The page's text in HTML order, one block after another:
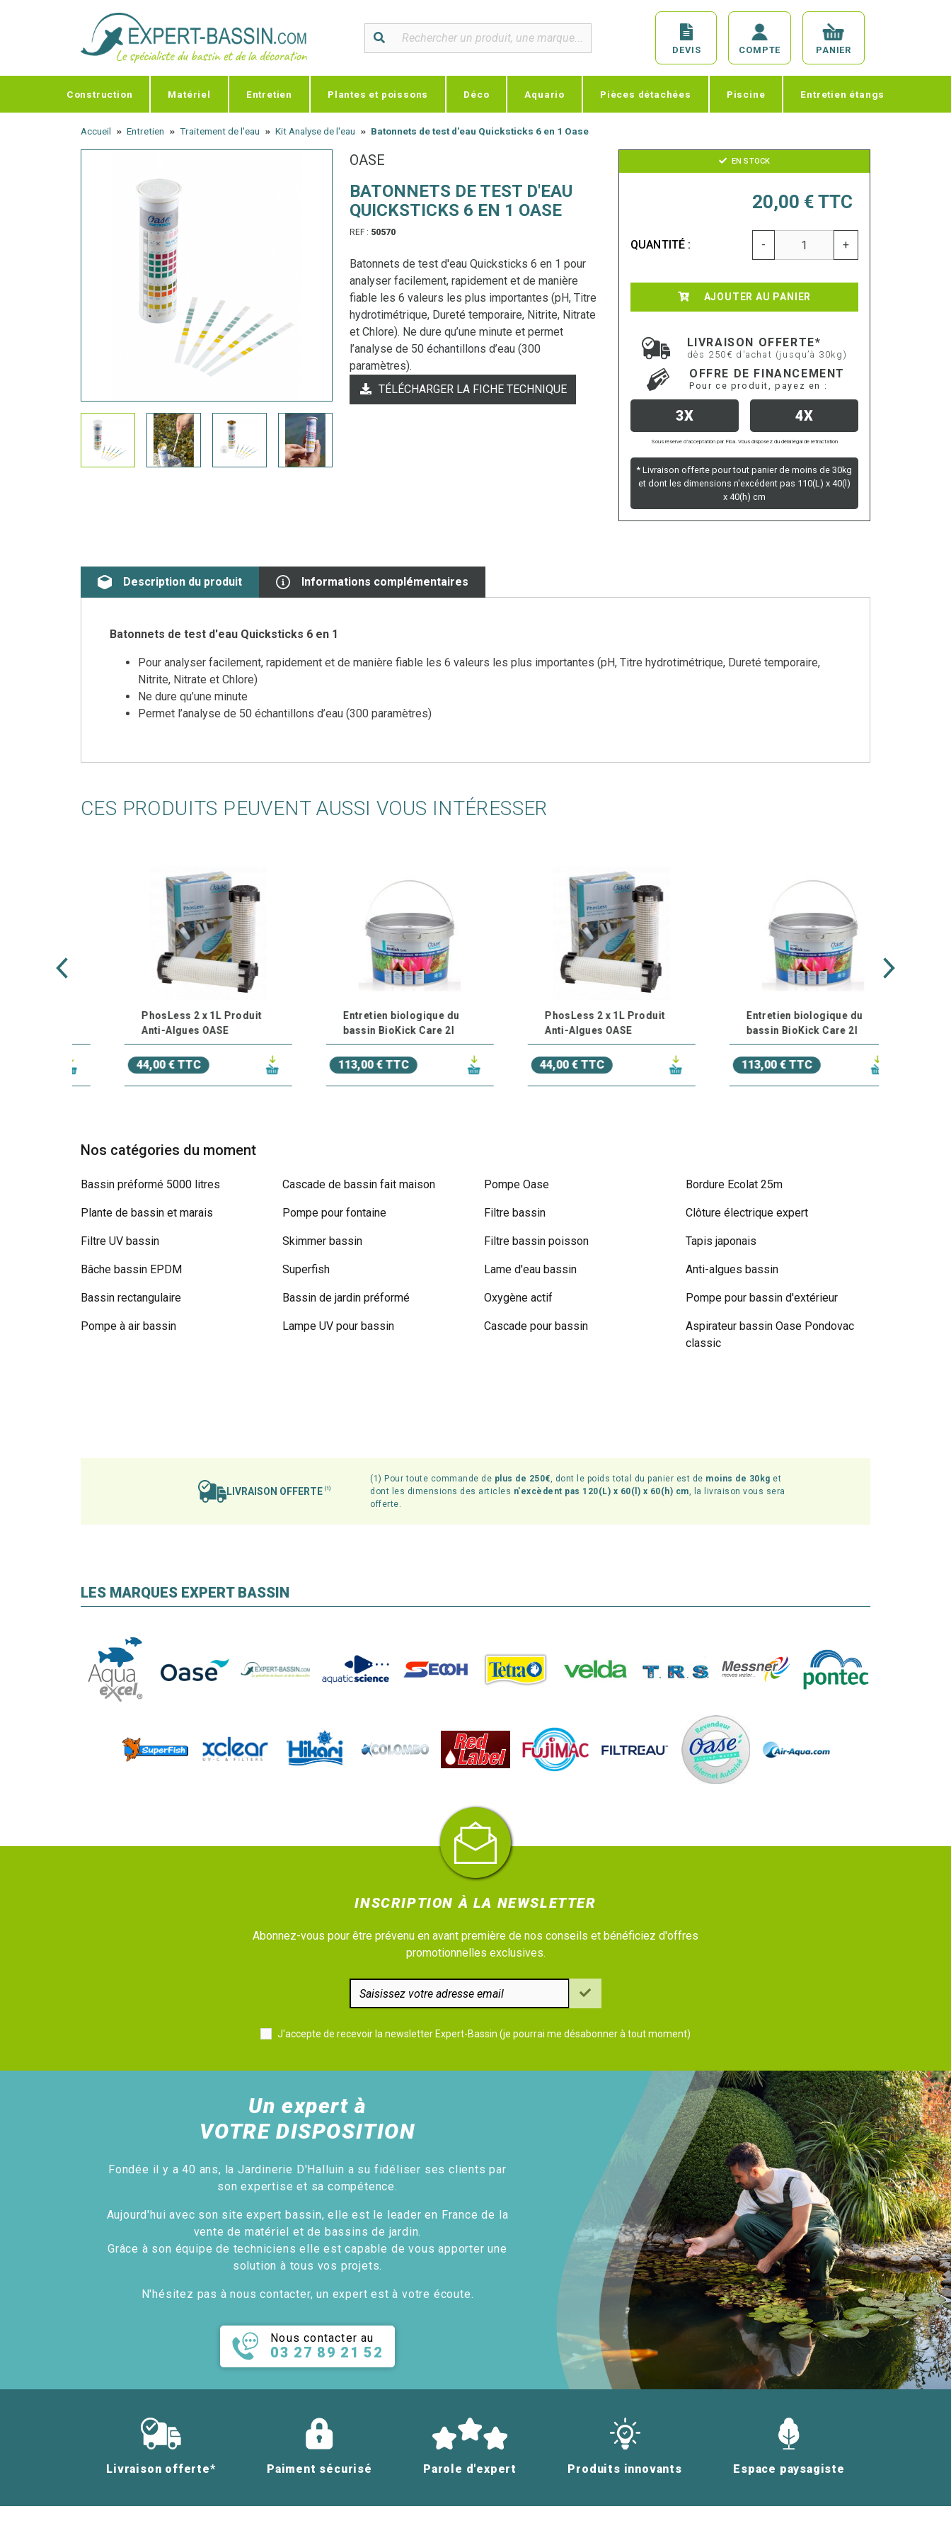
DEVIS COMPTE PANIER
Construction Matériel Entretien Plantes et poissons Déco Aquario Pièces détachées Piscine Entretien étangs
Accueil Entretien Traitement de l'eau Kit Analyse de l'eau Batonnets de test d'eau Quicksticks 6 en 1 Oase
OASE
BATONNETS DE TEST D'EAU
QUICKSTICKS 6 EN 1 OASE
REF : 50570
Batonnets de test d'eau Quicksticks 6 en 1 pour
analyser facilement, rapidement et de manière
fiable les 6 valeurs les plus importantes (pH, Titre
hydrotimétrique, Dureté temporaire, Nitrite, Nitrate
et Chlore). Ne dure qu’une minute et permet
l’analyse de 50 échantillons d’eau (300
paramètres).
TÉLÉCHARGER LA FICHE TECHNIQUE
EN STOCK
20,00 € TTC
QUANTITÉ : - +
AJOUTER AU PANIER
LIVRAISON OFFERTE*
dès 250€ d'achat (jusqu’à 30kg)
OFFRE DE FINANCEMENT
Pour ce produit, payez en :
3X 4X
Sous réserve d’acceptation par Floa. Vous disposez du délai légal de rétractation
* Livraison offerte pour tout panier de moins de 30kg
et dont les dimensions n'excédent pas 110(L) x 40(l)
x 40(h) cm
Description du produit Informations complémentaires
Batonnets de test d'eau Quicksticks 6 en 1
Pour analyser facilement, rapidement et de manière fiable les 6 valeurs les plus importantes (pH, Titre hydrotimétrique, Dureté temporaire,
Nitrite, Nitrate et Chlore)
Ne dure qu’une minute
Permet l’analyse de 50 échantillons d’eau (300 paramètres)
CES PRODUITS PEUVENT AUSSI VOUS INTÉRESSER
PhosLess 2 x 1L Produit
Anti-Algues OASE
44,00 € TTC
Entretien biologique du
bassin BioKick Care 2l
113,00 € TTC
PhosLess 2 x 1L Produit
Anti-Algues OASE
44,00 € TTC
Entretien biologique du
bassin BioKick Care 2l
113,00 € TTC
Nos catégories du moment
Bassin préformé 5000 litres
Plante de bassin et marais
Filtre UV bassin
Bâche bassin EPDM
Bassin rectangulaire
Pompe à air bassin
Cascade de bassin fait maison
Pompe pour fontaine
Skimmer bassin
Superfish
Bassin de jardin préformé
Lampe UV pour bassin
Pompe Oase
Filtre bassin
Filtre bassin poisson
Lame d'eau bassin
Oxygène actif
Cascade pour bassin
Bordure Ecolat 25m
Clôture électrique expert
Tapis japonais
Anti-algues bassin
Pompe pour bassin d'extérieur
Aspirateur bassin Oase Pondovac
classic
LIVRAISON OFFERTE(1)
(1) Pour toute commande de plus de 250€, dont le poids total du panier est de moins de 30kg et
dont les dimensions des articles n'excèdent pas 120(L) x 60(l) x 60(h) cm, la livraison vous sera
offerte.
LES MARQUES EXPERT BASSIN
INSCRIPTION À LA NEWSLETTER
Abonnez-vous pour être prévenu en avant première de nos conseils et bénéficiez d'offres
promotionnelles exclusives.
J'accepte de recevoir la newsletter Expert-Bassin (je pourrai me désabonner à tout moment)
Un expert à
VOTRE DISPOSITION
Fondée il y a 40 ans, la Jardinerie D'Halluin a su fidéliser ses clients par
son expertise et sa compétence.
Aujourd'hui avec son site expert bassin, elle est le leader en France de la
vente de matériel et de bassins de jardin.
Grâce à son équipe de techniciens elle est capable de vous apporter une
solution à tous vos projets.
N'hésitez pas à nous contacter, un expert est à votre écoute.
Nous contacter au
03 27 89 21 52
Livraison offerte* Paiment sécurisé Parole d'expert Produits innovants Espace paysagiste